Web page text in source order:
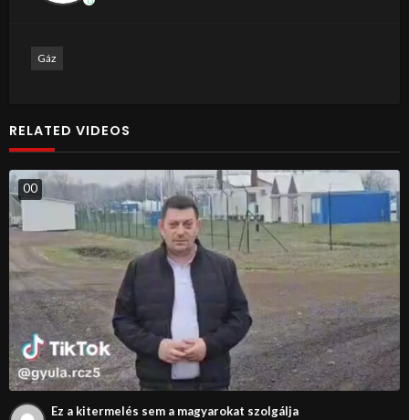
Gáz
RELATED VIDEOS
00
Ez a kitermelés sem a magyarokat szolgálja